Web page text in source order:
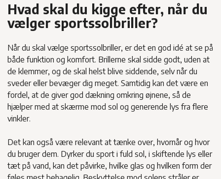
Hvad skal du kigge efter, når du
vælger sportssolbriller?
Når du skal vælge sportssolbriller, er det en god idé at se på
både funktion og komfort. Brillerne skal sidde godt, uden at
de klemmer, og de skal helst blive siddende, selv når du
sveder eller bevæger dig meget. Samtidig kan det være en
fordel, at de giver god dækning omkring øjnene, så de
hjælper med at skærme mod sol og generende lys fra flere
vinkler.
Det kan også være relevant at tænke over, hvornår og hvor
du bruger dem. Dyrker du sport i fuld sol, i skiftende lys eller
tæt på vand, kan det påvirke, hvilke glas og hvilken form der